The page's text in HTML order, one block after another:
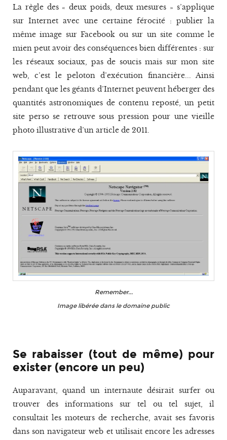
La règle des « deux poids, deux mesures » s’applique
sur Internet avec une certaine férocité : publier la
même image sur Facebook ou sur un site comme le
mien peut avoir des conséquences bien différentes : sur
les réseaux sociaux, pas de soucis mais sur mon site
web, c’est le peloton d’exécution financière... Ainsi
pendant que les géants d’Internet peuvent héberger des
quantités astronomiques de contenu reposté, un petit
site perso se retrouve sous pression pour une vieille
photo illustrative d’un article de 2011.
Remember...
Image libérée dans le domaine public
Se rabaisser (tout de même) pour
exister (encore un peu)
Auparavant, quand un internaute désirait surfer ou
trouver des informations sur tel ou tel sujet, il
consultait les moteurs de recherche, avait ses favoris
dans son navigateur web et utilisait encore les adresses